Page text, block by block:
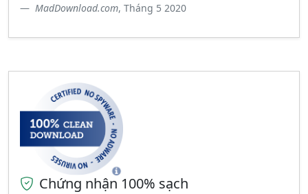
MadDownload.com, Tháng 5 2020
Chứng nhận 100% sạch